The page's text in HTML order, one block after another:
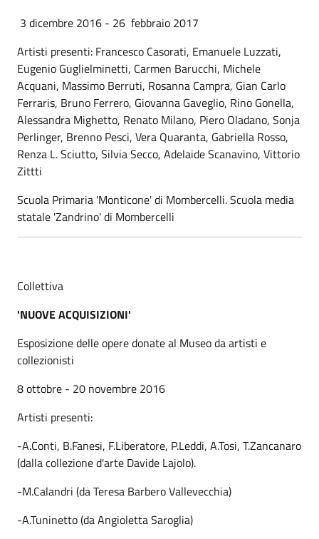
3 dicembre 2016 - 26 febbraio 2017
Artisti presenti: Francesco Casorati, Emanuele Luzzati,
Eugenio Guglielminetti, Carmen Barucchi, Michele
Acquani, Massimo Berruti, Rosanna Campra, Gian Carlo
Ferraris, Bruno Ferrero, Giovanna Gaveglio, Rino Gonella,
Alessandra Mighetto, Renato Milano, Piero Oladano, Sonja
Perlinger, Brenno Pesci, Vera Quaranta, Gabriella Rosso,
Renza L. Sciutto, Silvia Secco, Adelaide Scanavino, Vittorio
Zittti
Scuola Primaria 'Monticone' di Mombercelli. Scuola media
statale 'Zandrino' di Mombercelli
Collettiva
'NUOVE ACQUISIZIONI'
Esposizione delle opere donate al Museo da artisti e
collezionisti
8 ottobre - 20 novembre 2016
Artisti presenti:
-A.Conti, B.Fanesi, F.Liberatore, P.Leddi, A.Tosi, T.Zancanaro
(dalla collezione d'arte Davide Lajolo).
-M.Calandri (da Teresa Barbero Vallevecchia)
-A.Tuninetto (da Angioletta Saroglia)